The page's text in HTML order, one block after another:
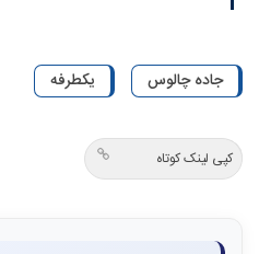
جاده چالوس یکطرفه
کپی لینک کوتاه